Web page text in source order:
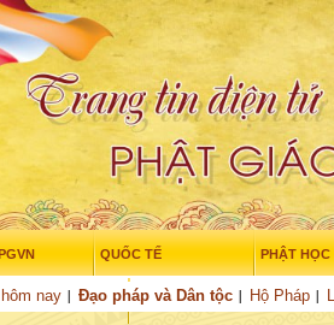
PGVN QUỐC TẾ PHẬT HỌC
nay Đạo pháp và Dân tộc Hộ Pháp
TRẺ NGHIÊN CỨU
23:01